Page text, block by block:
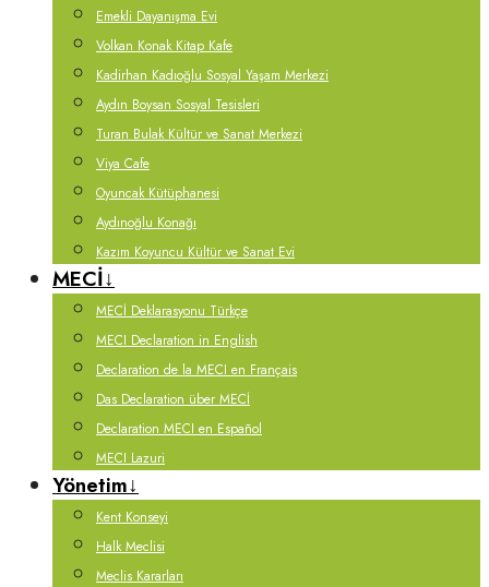
Emekli Dayanışma Evi
Volkan Konak Kitap Kafe
Kadirhan Kadıoğlu Sosyal Yaşam Merkezi
Aydın Boysan Sosyal Tesisleri
Turan Bulak Kültür ve Sanat Merkezi
Viya Cafe
Oyuncak Kütüphanesi
Aydınoğlu Konağı
Kazım Koyuncu Kültür ve Sanat Evi
MECİ↓
MECİ Deklarasyonu Türkçe
MECI Declaration in English
Declaration de la MECI en Français
Das Declaration über MECİ
Declaration MECI en Español
MECI Lazuri
Yönetim↓
Kent Konseyi
Halk Meclisi
Meclis Kararları